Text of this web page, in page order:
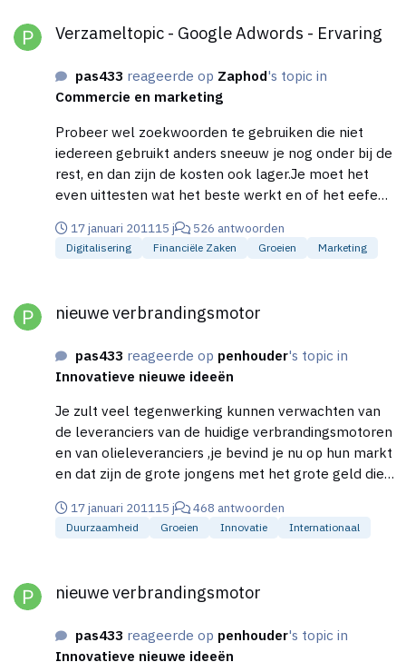
Verzameltopic - Google Adwords - Ervaring
pas433 reageerde op Zaphod's topic in
Commercie en marketing
Probeer wel zoekwoorden te gebruiken die niet
iedereen gebruikt anders sneeuw je nog onder bij de
rest, en dan zijn de kosten ook lager.Je moet het
even uittesten wat het beste werkt en of het eefect
17 januari 201115 j 526 antwoorden
Digitalisering Financiële Zaken Groeien Marketing
nieuwe verbrandingsmotor
pas433 reageerde op penhouder's topic in
Innovatieve nieuwe ideeën
Je zult veel tegenwerking kunnen verwachten van
de leveranciers van de huidige verbrandingsmotoren
en van olieleveranciers ,je bevind je nu op hun markt
en dat zijn de grote jongens met het grote geld die
de jaren 70 waren er al raceautos die op electriciteit
liepen, al deze projecten zijn echter opgekocht door
liet vernietigen. Anders had er nu geen auto meer op
verder gevorderd dan de techniek die we nu
hebben.
17 januari 201115 j 468 antwoorden
Duurzaamheid Groeien Innovatie Internationaal
nieuwe verbrandingsmotor
pas433 reageerde op penhouder's topic in
Innovatieve nieuwe ideeën